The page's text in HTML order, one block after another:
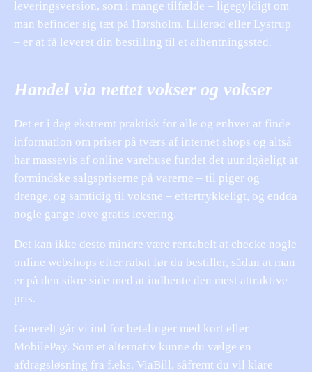
leveringsversion, som i mange tilfælde – ligegyldigt om
man befinder sig tæt på Hørsholm, Lillerød eller Lystrup
– er at få leveret din bestilling til et afhentningssted.
Handel via nettet vokser og vokser
Det er i dag ekstremt praktisk for alle og enhver at finde
information om priser på tværs af internet shops og altså
har massevis af online varehuse fundet det uundgåeligt at
formindske salgspriserne på varerne – til piger og
drenge, og samtidig til voksne – eftertrykkeligt, og endda
nogle gange love gratis levering.
Det kan ikke desto mindre være rentabelt at checke nogle
online webshops efter rabat før du bestiller, sådan at man
er på den sikre side med at indhente den mest attraktive
pris.
Generelt går vi ind for betalinger med kort eller
MobilePay. Som et alternativ kunne du vælge en
afdragsløsning fra f.eks. ViaBill, såfremt du vil klare